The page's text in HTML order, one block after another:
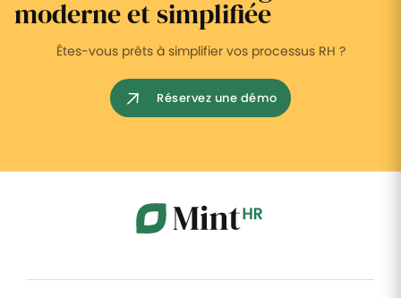
moderne et simplifiée
Êtes-vous prêts à simplifier vos processus RH ?
Réservez une démo